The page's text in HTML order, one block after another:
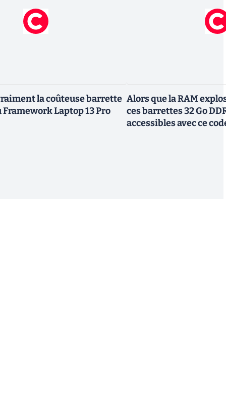
la coûteuse barrette
Framework Laptop 13 Pro
Alors que la RAM
ces barrettes 32 Go
accessibles avec ce